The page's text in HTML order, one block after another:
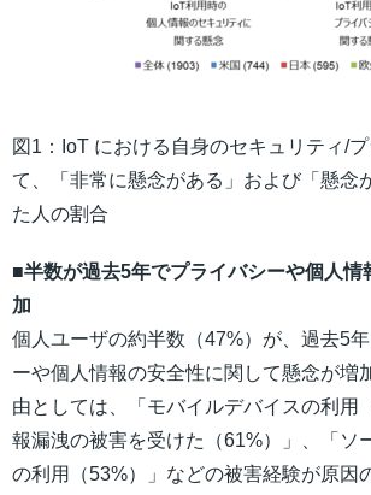
図1：IoT における自身のセキュリティ/
て、「非常に懸念がある」および「懸念
た人の割合
■半数が過去5年でプライバシーや個人情
加
個人ユーザの約半数（47%）が、過去5
ーや個人情報の安全性に関して懸念が増
由としては、「モバイルデバイスの利用
報漏洩の被害を受けた（61%）」、「ソ
の利用（53%）」などの被害経験が原因